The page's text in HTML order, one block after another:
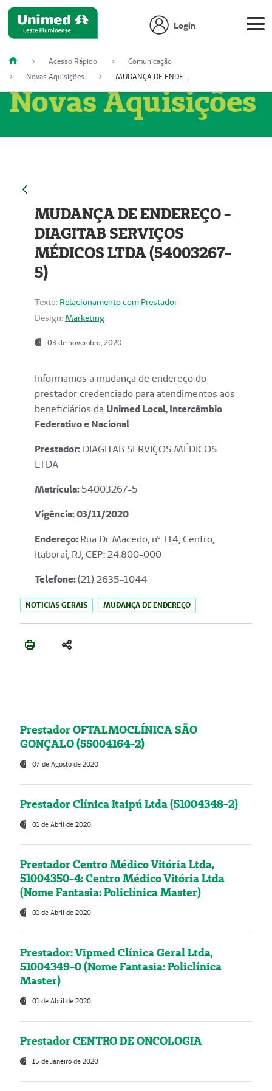
Login
Acesso Rápido
Comunicação
Novas Aquisições
MUDANÇA DE ENDEREÇO - DIAGITAB SERVIÇOS MÉDICOS LTDA (54003267-5)
Novas Aquisições
MUDANÇA DE ENDEREÇO -
DIAGITAB SERVIÇOS
MÉDICOS LTDA (54003267-
5)
Texto: Relacionamento com Prestador
Design: Marketing
03 de novembro, 2020
Informamos a mudança de endereço do
prestador credenciado para atendimentos aos
beneficiários da Unimed Local, Intercâmbio
Federativo e Nacional.
Prestador: DIAGITAB SERVIÇOS MÉDICOS
LTDA
Matrícula:54003267-5
Vigência: 03/11/2020
Endereço:Rua Dr Macedo, nº 114, Centro,
Itaboraí, RJ, CEP: 24.800-000
Telefone:(21) 2635-1044
NOTICIAS GERAIS MUDANÇA DE ENDEREÇO
Prestador OFTALMOCLÍNICA SÃO
GONÇALO (55004164-2)
07 de Agosto de 2020
Prestador Clínica Itaipú Ltda (51004348-2)
01 de Abril de 2020
Prestador Centro Médico Vitória Ltda,
51004350-4: Centro Médico Vitória Ltda
(Nome Fantasia: Policlínica Master)
01 de Abril de 2020
Prestador: Vipmed Clínica Geral Ltda,
51004349-0 (Nome Fantasia: Policlínica
Master)
01 de Abril de 2020
Prestador CENTRO DE ONCOLOGIA
15 de Janeiro de 2020